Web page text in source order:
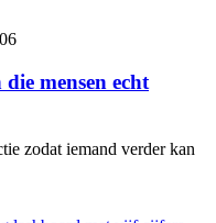
mensen echt
zodat iemand verder kan